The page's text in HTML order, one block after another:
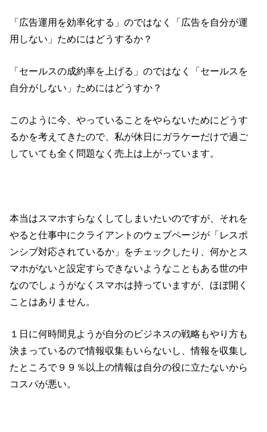
「広告運用を効率化する」のではなく「広告を自分が運
用しない」ためにはどうするか？
「セールスの成約率を上げる」のではなく「セールスを
自分がしない」ためにはどうすか？
このように今、やっていることをやらないためにどうす
るかを考えてきたので、私が休日にガラケーだけで過ご
していても全く問題なく売上は上がっています。
本当はスマホすらなくしてしまいたいのですが、それを
やると仕事中にクライアントのウェブページが「レスポ
ンシブ対応されているか」をチェックしたり、何かとス
マホがないと設定すらできないようなこともある世の中
なのでしょうがなくスマホは持っていますが、ほぼ開く
ことはありません。
１日に何時間見ようが自分のビジネスの戦略もやり方も
決まっているので情報収集もいらないし、情報を収集し
たところで９９％以上の情報は自分の役に立たないから
コスパが悪い。